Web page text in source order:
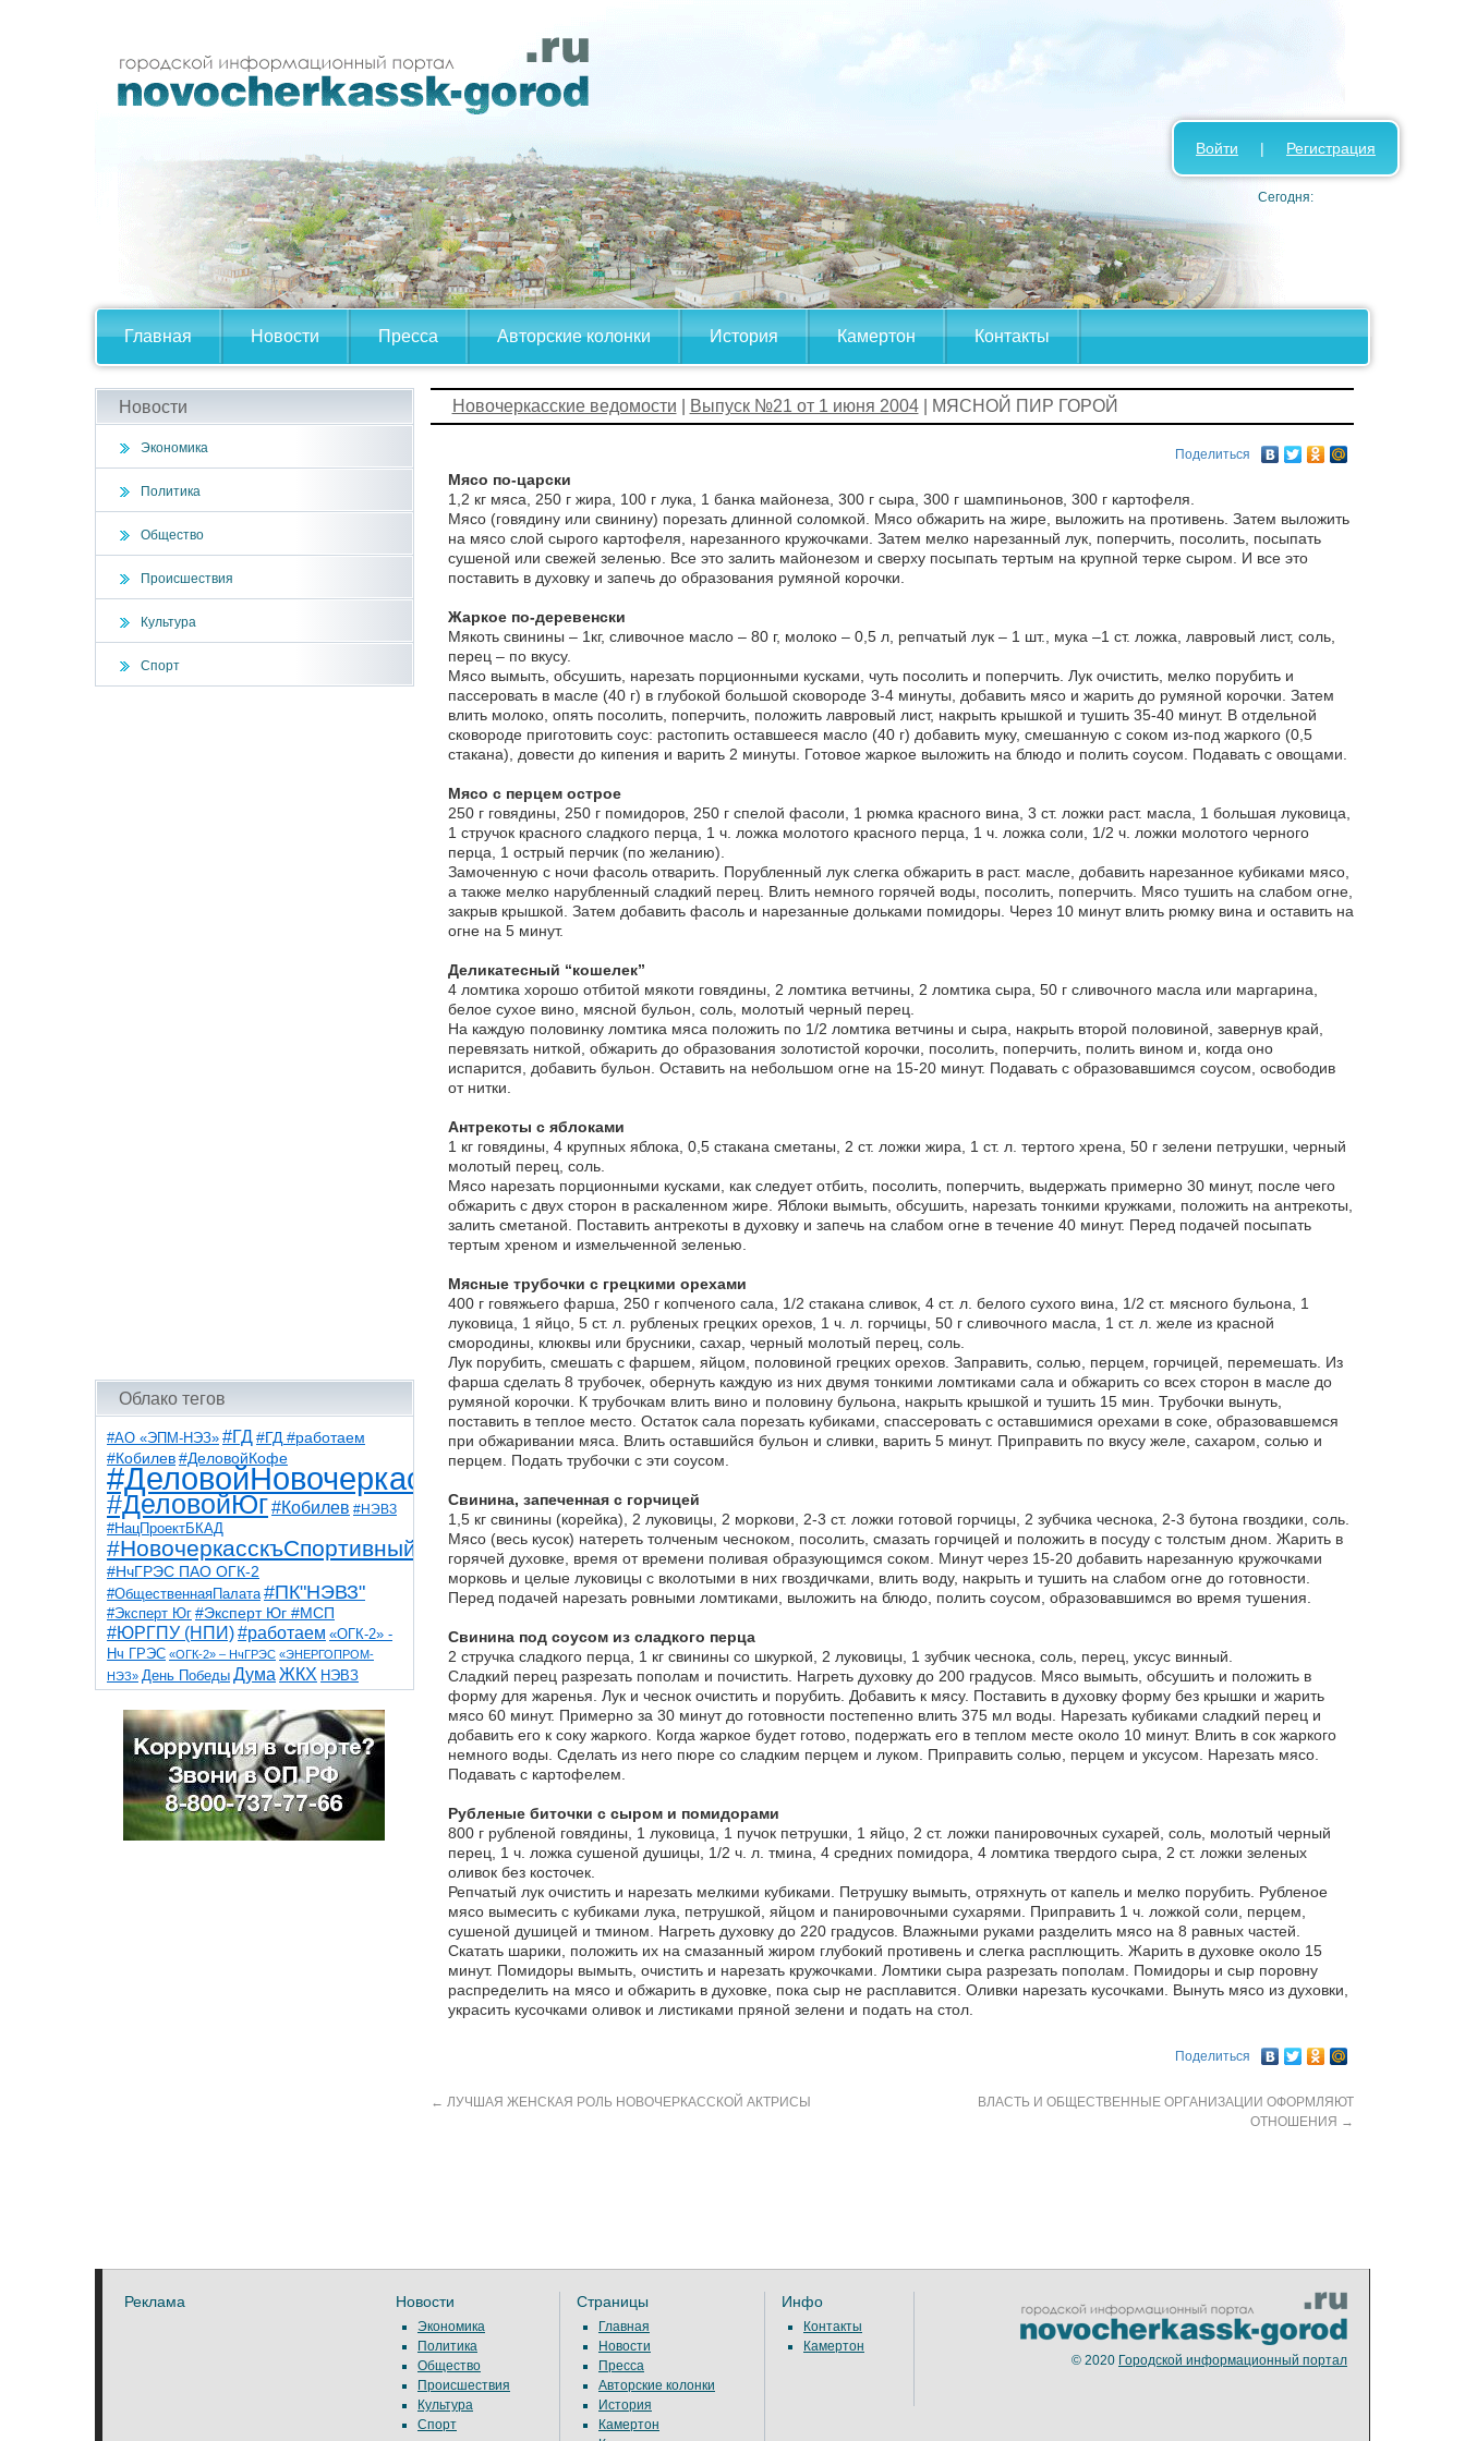
Главная Новости Пресса Авторские колонки История Камертон Контакты
Войти | Регистрация
Сегодня:
Новости
Экономика
Политика
Общество
Происшествия
Культура
Спорт
Облако тегов
#АО «ЭПМ-НЭЗ» #ГД #ГД #работаем
#Кобилев #ДеловойКофе
#ДеловойНовочеркасск
#ДеловойЮг#Кобилев #НЭВЗ
#НацПроектБКАД
#НовочеркасскъСпортивный
#НчГРЭС ПАО ОГК-2
#ОбщественнаяПалата #ПК"НЭВЗ"
#Эксперт Юг #Эксперт Юг #МСП
#ЮРГПУ (НПИ)#работаем «ОГК-2» -
Нч ГРЭС «ОГК-2» – НчГРЭС «ЭНЕРГОПРОМ-
НЭЗ» День Победы Дума ЖКХ НЭВЗ
НчГРЭС ТНТ
благоустройствоветераны выборы
детидороги казаки коррупция космос
общественная палата парк пожар роща
спорт театр транспорт художники
Новочеркасские ведомости Выпуск №21 от 1 июня 2004| МЯСНОЙ ПИР ГОРОЙ
Поделиться
Мясо по-царски
1,2 кг мяса, 250 г жира, 100 г лука, 1 банка майонеза, 300 г сыра, 300 г шампиньонов, 300 г картофеля.
Мясо (говядину или свинину) порезать длинной соломкой. Мясо обжарить на жире, выложить на противень. Затем выложить
на мясо слой сырого картофеля, нарезанного кружочками. Затем мелко нарезанный лук, поперчить, посолить, посыпать
сушеной или свежей зеленью. Все это залить майонезом и сверху посыпать тертым на крупной терке сыром. И все это
поставить в духовку и запечь до образования румяной корочки.
Жаркое по-деревенски
Мякоть свинины – 1кг, сливочное масло – 80 г, молоко – 0,5 л, репчатый лук – 1 шт., мука –1 ст. ложка, лавровый лист, соль,
перец – по вкусу.
Мясо вымыть, обсушить, нарезать порционными кусками, чуть посолить и поперчить. Лук очистить, мелко порубить и
пассеровать в масле (40 г) в глубокой большой сковороде 3-4 минуты, добавить мясо и жарить до румяной корочки. Затем
влить молоко, опять посолить, поперчить, положить лавровый лист, накрыть крышкой и тушить 35-40 минут. В отдельной
сковороде приготовить соус: растопить оставшееся масло (40 г) добавить муку, смешанную с соком из-под жаркого (0,5
стакана), довести до кипения и варить 2 минуты. Готовое жаркое выложить на блюдо и полить соусом. Подавать с овощами.
Мясо с перцем острое
250 г говядины, 250 г помидоров, 250 г спелой фасоли, 1 рюмка красного вина, 3 ст. ложки раст. масла, 1 большая луковица,
1 стручок красного сладкого перца, 1 ч. ложка молотого красного перца, 1 ч. ложка соли, 1/2 ч. ложки молотого черного
перца, 1 острый перчик (по желанию).
Замоченную с ночи фасоль отварить. Порубленный лук слегка обжарить в раст. масле, добавить нарезанное кубиками мясо,
а также мелко нарубленный сладкий перец. Влить немного горячей воды, посолить, поперчить. Мясо тушить на слабом огне,
закрыв крышкой. Затем добавить фасоль и нарезанные дольками помидоры. Через 10 минут влить рюмку вина и оставить на
огне на 5 минут.
Деликатесный “кошелек”
4 ломтика хорошо отбитой мякоти говядины, 2 ломтика ветчины, 2 ломтика сыра, 50 г сливочного масла или маргарина,
белое сухое вино, мясной бульон, соль, молотый черный перец.
На каждую половинку ломтика мяса положить по 1/2 ломтика ветчины и сыра, накрыть второй половиной, завернув край,
перевязать ниткой, обжарить до образования золотистой корочки, посолить, поперчить, полить вином и, когда оно
испарится, добавить бульон. Оставить на небольшом огне на 15-20 минут. Подавать с образовавшимся соусом, освободив
от нитки.
Антрекоты с яблоками
1 кг говядины, 4 крупных яблока, 0,5 стакана сметаны, 2 ст. ложки жира, 1 ст. л. тертого хрена, 50 г зелени петрушки, черный
молотый перец, соль.
Мясо нарезать порционными кусками, как следует отбить, посолить, поперчить, выдержать примерно 30 минут, после чего
обжарить с двух сторон в раскаленном жире. Яблоки вымыть, обсушить, нарезать тонкими кружками, положить на антрекоты,
залить сметаной. Поставить антрекоты в духовку и запечь на слабом огне в течение 40 минут. Перед подачей посыпать
тертым хреном и измельченной зеленью.
Мясные трубочки с грецкими орехами
400 г говяжьего фарша, 250 г копченого сала, 1/2 стакана сливок, 4 ст. л. белого сухого вина, 1/2 ст. мясного бульона, 1
луковица, 1 яйцо, 5 ст. л. рубленых грецких орехов, 1 ч. л. горчицы, 50 г сливочного масла, 1 ст. л. желе из красной
смородины, клюквы или брусники, сахар, черный молотый перец, соль.
Лук порубить, смешать с фаршем, яйцом, половиной грецких орехов. Заправить, солью, перцем, горчицей, перемешать. Из
фарша сделать 8 трубочек, обернуть каждую из них двумя тонкими ломтиками сала и обжарить со всех сторон в масле до
румяной корочки. К трубочкам влить вино и половину бульона, накрыть крышкой и тушить 15 мин. Трубочки вынуть,
поставить в теплое место. Остаток сала порезать кубиками, спассеровать с оставшимися орехами в соке, образовавшемся
при обжаривании мяса. Влить оставшийся бульон и сливки, варить 5 минут. Приправить по вкусу желе, сахаром, солью и
перцем. Подать трубочки с эти соусом.
Свинина, запеченная с горчицей
1,5 кг свинины (корейка), 2 луковицы, 2 моркови, 2-3 ст. ложки готовой горчицы, 2 зубчика чеснока, 2-3 бутона гвоздики, соль.
Мясо (весь кусок) натереть толченым чесноком, посолить, смазать горчицей и положить в посуду с толстым дном. Жарить в
горячей духовке, время от времени поливая образующимся соком. Минут через 15-20 добавить нарезанную кружочками
морковь и целые луковицы с вколотыми в них гвоздичками, влить воду, накрыть и тушить на слабом огне до готовности.
Перед подачей нарезать ровными ломтиками, выложить на блюдо, полить соусом, образовавшимся во время тушения.
Свинина под соусом из сладкого перца
2 стручка сладкого перца, 1 кг свинины со шкуркой, 2 луковицы, 1 зубчик чеснока, соль, перец, уксус винный.
Сладкий перец разрезать пополам и почистить. Нагреть духовку до 200 градусов. Мясо вымыть, обсушить и положить в
форму для жаренья. Лук и чеснок очистить и порубить. Добавить к мясу. Поставить в духовку форму без крышки и жарить
мясо 60 минут. Примерно за 30 минут до готовности постепенно влить 375 мл воды. Нарезать кубиками сладкий перец и
добавить его к соку жаркого. Когда жаркое будет готово, подержать его в теплом месте около 10 минут. Влить в сок жаркого
немного воды. Сделать из него пюре со сладким перцем и луком. Приправить солью, перцем и уксусом. Нарезать мясо.
Подавать с картофелем.
Рубленые биточки с сыром и помидорами
800 г рубленой говядины, 1 луковица, 1 пучок петрушки, 1 яйцо, 2 ст. ложки панировочных сухарей, соль, молотый черный
перец, 1 ч. ложка сушеной душицы, 1/2 ч. л. тмина, 4 средних помидора, 4 ломтика твердого сыра, 2 ст. ложки зеленых
оливок без косточек.
Репчатый лук очистить и нарезать мелкими кубиками. Петрушку вымыть, отряхнуть от капель и мелко порубить. Рубленое
мясо вымесить с кубиками лука, петрушкой, яйцом и панировочными сухарями. Приправить 1 ч. ложкой соли, перцем,
сушеной душицей и тмином. Нагреть духовку до 220 градусов. Влажными руками разделить мясо на 8 равных частей.
Скатать шарики, положить их на смазанный жиром глубокий противень и слегка расплющить. Жарить в духовке около 15
минут. Помидоры вымыть, очистить и нарезать кружочками. Ломтики сыра разрезать пополам. Помидоры и сыр поровну
распределить на мясо и обжарить в духовке, пока сыр не расплавится. Оливки нарезать кусочками. Вынуть мясо из духовки,
украсить кусочками оливок и листиками пряной зелени и подать на стол.
Поделиться
← ЛУЧШАЯ ЖЕНСКАЯ РОЛЬ НОВОЧЕРКАССКОЙ АКТРИСЫ
ВЛАСТЬ И ОБЩЕСТВЕННЫЕ ОРГАНИЗАЦИИ ОФОРМЛЯЮТ
ОТНОШЕНИЯ →
Реклама Новости
Экономика
Политика
Общество
Происшествия
Культура
Спорт
Страницы
Главная
Новости
Пресса
Авторские колонки
История
Камертон
Инфо
Контакты
Камертон
© 2020 Городской информационный портал